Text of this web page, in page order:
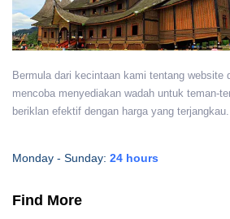
Bermula dari kecintaan kami tentang website
mencoba menyediakan wadah untuk teman-
beriklan efektif dengan harga yang
Monday - Sunday: 24 hours
Find More